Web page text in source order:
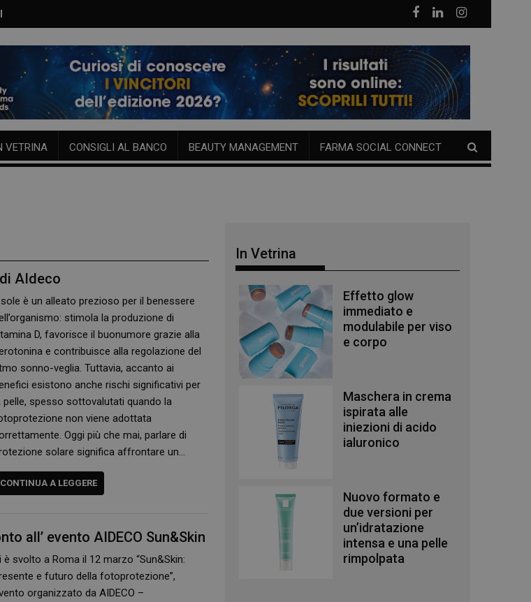
VETRINA CONSIGLI AL BANCO BEAUTY MANAGEMENT FARMA SOCIAL CONNECT
AIdeco
è un alleato prezioso per il benessere
stimola la produzione di
D, favorisce il buonumore grazie alla
e contribuisce alla regolazione del
sonno-veglia. Tuttavia, accanto ai
esistono anche rischi significativi per
pelle, spesso sottovalutati quando la
non viene adottata
Oggi più che mai, parlare di
solare significa affrontare un…
CONTINUA A LEGGERE
all’ evento AIDECO Sun&Skin
è svolto a Roma il 12 marzo “Sun&Skin:
e futuro della fotoprotezione”,
organizzato da AIDECO –
In Vetrina
Effetto glow
immediato e
modulabile per viso
e corpo
Maschera in crema
ispirata alle
iniezioni di acido
ialuronico
Nuovo formato e
due versioni per
un’idratazione
intensa e una pelle
rimpolpata